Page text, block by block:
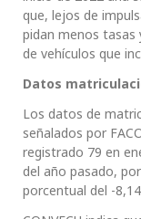
que, lejos de
pidan menos tasas
de vehículos que
Datos
Los datos de
señalados por
registrado 79 en
del año pasado,
porcentual del -